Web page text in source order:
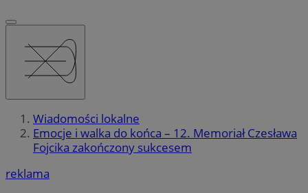
Wiadomości lokalne
Emocje i walka do końca – 12. Memoriał Czesława
Fojcika zakończony sukcesem
reklama